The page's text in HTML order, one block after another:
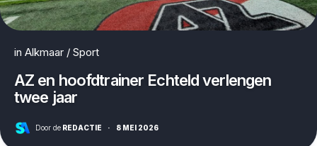
in Alkmaar / Sport
AZ en hoofdtrainer Echteld verlengen
twee jaar
Door de REDACTIE · 8 MEI 2026